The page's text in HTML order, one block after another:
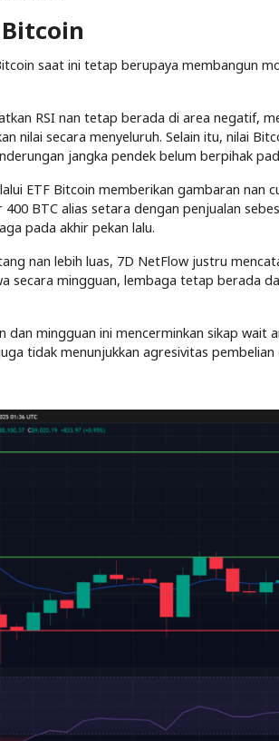
saat ini tetap berupaya membangun
RSI nan tetap berada di area negatif,
nilai secara menyeluruh. Selain itu, nilai
jangka pendek belum berpihak
ETF Bitcoin memberikan gambaran nan
BTC alias setara dengan penjualan
pada akhir pekan lalu.
nan lebih luas, 7D NetFlow justru
secara mingguan, lembaga tetap berada
dan mingguan ini mencerminkan sikap wait
tidak menunjukkan agresivitas